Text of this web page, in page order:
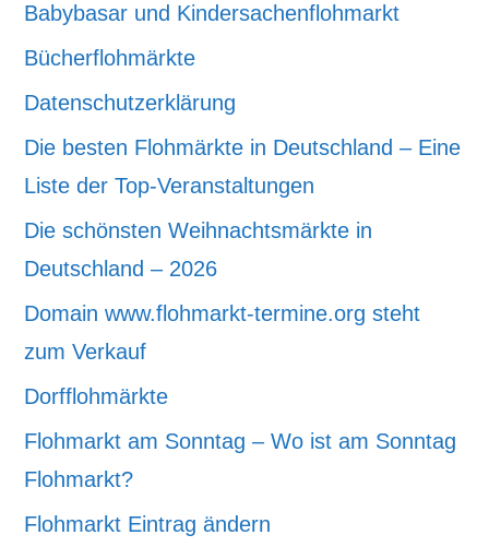
Babybasar und Kindersachenflohmarkt
Bücherflohmärkte
Datenschutzerklärung
Die besten Flohmärkte in Deutschland – Eine
Liste der Top-Veranstaltungen
Die schönsten Weihnachtsmärkte in
Deutschland – 2026
Domain www.flohmarkt-termine.org steht
zum Verkauf
Dorfflohmärkte
Flohmarkt am Sonntag – Wo ist am Sonntag
Flohmarkt?
Flohmarkt Eintrag ändern